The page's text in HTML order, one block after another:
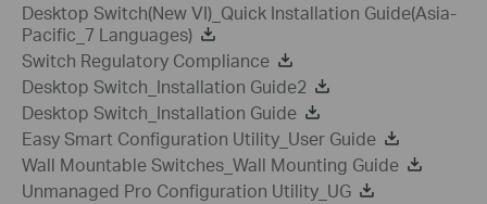
Desktop Switch(New VI)_Quick Installation Guide(Asia-
Pacific_7 Languages)
Switch Regulatory Compliance
Desktop Switch_Installation Guide2
Desktop Switch_Installation Guide
Easy Smart Configuration Utility_User Guide
Wall Mountable Switches_Wall Mounting Guide
Unmanaged Pro Configuration Utility_UG